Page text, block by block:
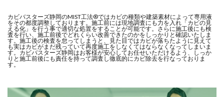
カビバスターズ静岡のMIST工法®ではカビの種類や建築素材によって専用液
をその都度調整しております。施工前には現地調査にも力を入れ「カビの見
える化」を行う事で適切な処置をすることが可能です。さらに施工後にも検
査を行い、施工前後でどれくらい改善できたのかをしっかりと確認いたしま
す。施工後の検査を怠ってしまうと、見た目ではカビが落ちたように見えて
も実はカビがまだ残っていて再度施工をしなくてはならなくなってしまいま
す。カビバスターズ静岡はお客様が安心してお任せいただけるよう、しっか
りと施工前後にも責任を持って調査し徹底的にカビ除去を行なっておりま
す。